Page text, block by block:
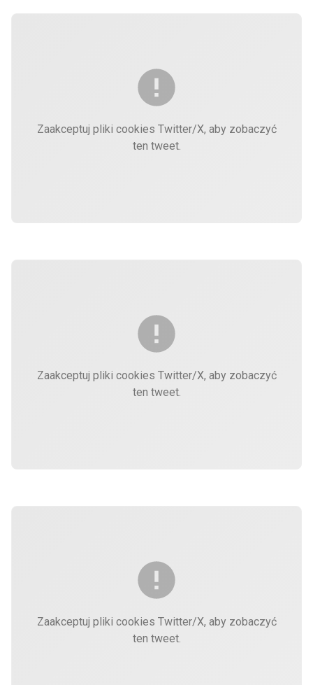
Zaakceptuj pliki cookies Twitter/X, aby zobaczyć
ten tweet.
Zaakceptuj pliki cookies Twitter/X, aby zobaczyć
ten tweet.
Zaakceptuj pliki cookies Twitter/X, aby zobaczyć
ten tweet.